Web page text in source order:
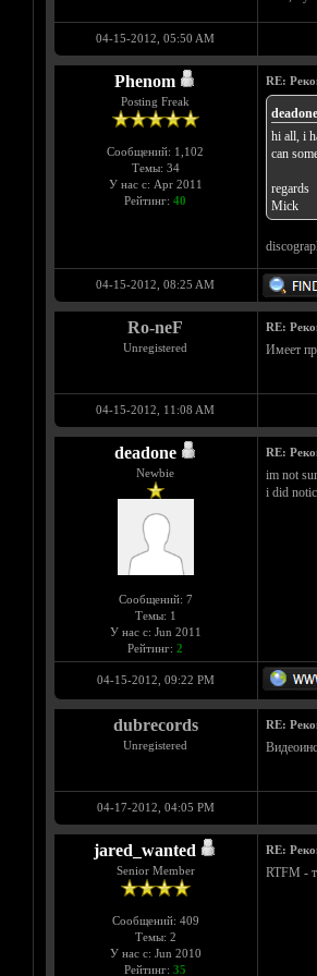
04-15-2012, 05:50 AM
Phenom
Posting Freak
Сообщений: 1,102
Темы: 34
У нас с: Apr 2011
Рейтинг: 40
RE:
hi all, i
can
regards
Mick
04-15-2012, 08:25 AM
Ro-neF
Unregistered
RE:
Имеет
04-15-2012, 11:08 AM
deadone
Newbie
Сообщений: 7
Темы: 1
У нас с: Jun 2011
Рейтинг: 2
RE:
im not
i did
04-15-2012, 09:22 PM
dubrecords
Unregistered
RE:
04-17-2012, 04:05 PM
jared_wanted
Senior Member
Сообщений: 409
Темы: 2
У нас с: Jun 2010
Рейтинг: 35
RE:
RTFM -